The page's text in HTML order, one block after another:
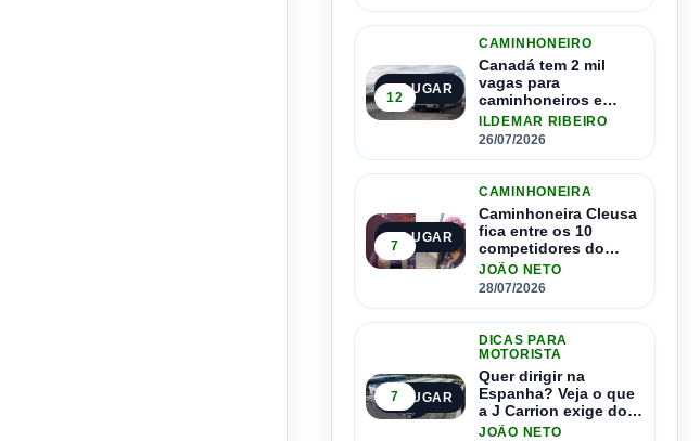
3º LUGAR
12
CAMINHONEIRO
Canadá tem 2 mil
vagas para
caminhoneiros e
salário de até R$ 24
mil por mês
ILDEMAR RIBEIRO
26/07/2026
4º LUGAR
7
CAMINHONEIRA
Caminhoneira Cleusa
fica entre os 10
competidores do
Master Driver Brasil
JOÃO NETO
28/07/2026
5º LUGAR
7
DICAS PARA
MOTORISTA
Quer dirigir na
Espanha? Veja o que
a J Carrion exige dos
brasileiros
JOÃO NETO